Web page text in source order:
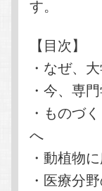
す。
【目次】
・なぜ、
・今、専
・ものづ
へ
・動植物
・医療分